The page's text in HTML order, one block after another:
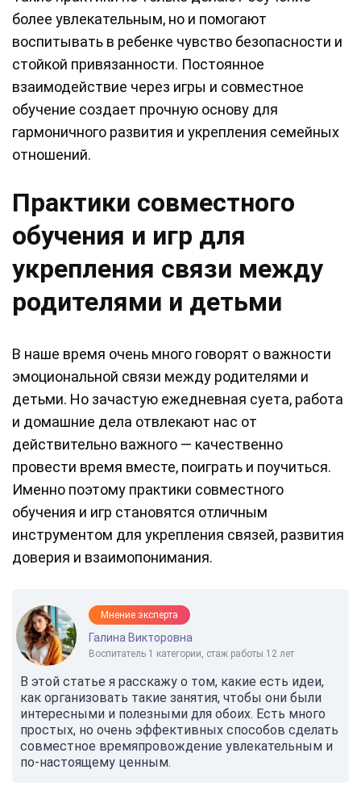
более увлекательным, но и помогают
воспитывать в ребенке чувство безопасности и
стойкой привязанности. Постоянное
взаимодействие через игры и совместное
обучение создает прочную основу для
гармоничного развития и укрепления семейных
отношений.
Практики совместного
обучения и игр для
укрепления связи между
родителями и детьми
В наше время очень много говорят о важности
эмоциональной связи между родителями и
детьми. Но зачастую ежедневная суета, работа
и домашние дела отвлекают нас от
действительно важного — качественно
провести время вместе, поиграть и поучиться.
Именно поэтому практики совместного
обучения и игр становятся отличным
инструментом для укрепления связей, развития
доверия и взаимопонимания.
Мнение эксперта
Галина Викторовна
Воспитатель 1 категории, стаж работы 12 лет
В этой статье я расскажу о том, какие есть идеи,
как организовать такие занятия, чтобы они были
интересными и полезными для обоих. Есть много
простых, но очень эффективных способов сделать
совместное времяпровождение увлекательным и
по-настоящему ценным.